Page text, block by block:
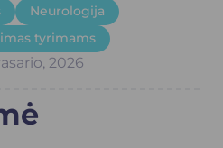
Neurologija
tyrimams
2026